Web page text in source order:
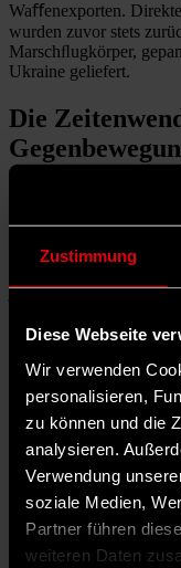
Zustimmung
Diese Webseite
Wir verwenden
personalisieren,
zu können und die
analysieren.
Verwendung
soziale Medien,
Partner führen
weiteren Daten
Waﬀenexporten.
wurden zuvor stets
Marschﬂugkörper,
Ukraine geliefert.
Die
Nach den
Zeitenwende jedoch
Deutschland beﬁndet
jedoch aufgrund der
Sondervermögen
Auch die ideelle Säule
Gegenbewegung. AfD
Waﬀenlieferungen an
Gas- Importen aus
erreichten sie
Vieles hängt
ab